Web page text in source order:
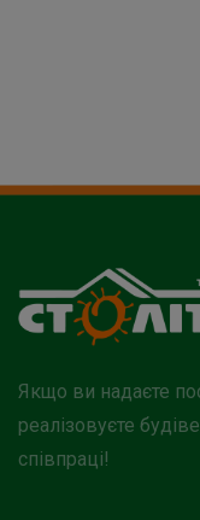
Якщо ви надаєте
реалізовуєте
співпраці!